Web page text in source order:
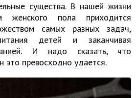
существа. В нашей жизни
женского пола приходится
самых разных задач,
детей и заканчивая
И надо сказать, что
это превосходно удается.